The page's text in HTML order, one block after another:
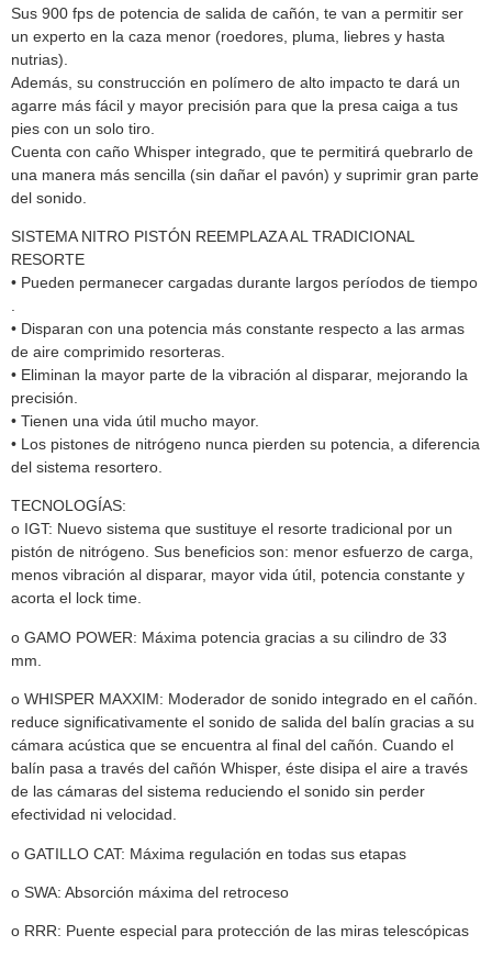
Sus 900 fps de potencia de salida de cañón, te van a permitir ser
un experto en la caza menor (roedores, pluma, liebres y hasta
nutrias).
Además, su construcción en polímero de alto impacto te dará un
agarre más fácil y mayor precisión para que la presa caiga a tus
pies con un solo tiro.
Cuenta con caño Whisper integrado, que te permitirá quebrarlo de
una manera más sencilla (sin dañar el pavón) y suprimir gran parte
del sonido.
SISTEMA NITRO PISTÓN REEMPLAZA AL TRADICIONAL
RESORTE
• Pueden permanecer cargadas durante largos períodos de tiempo
• Disparan con una potencia más constante respecto a las armas
de aire comprimido resorteras.
• Eliminan la mayor parte de la vibración al disparar, mejorando la
precisión.
• Tienen una vida útil mucho mayor.
• Los pistones de nitrógeno nunca pierden su potencia, a diferencia
del sistema resortero.
TECNOLOGÍAS:
o IGT: Nuevo sistema que sustituye el resorte tradicional por un
pistón de nitrógeno. Sus beneficios son: menor esfuerzo de carga,
menos vibración al disparar, mayor vida útil, potencia constante y
acorta el lock time.
o GAMO POWER: Máxima potencia gracias a su cilindro de 33
mm.
o WHISPER MAXXIM: Moderador de sonido integrado en el cañón.
reduce significativamente el sonido de salida del balín gracias a su
cámara acústica que se encuentra al final del cañón. Cuando el
balín pasa a través del cañón Whisper, éste disipa el aire a través
de las cámaras del sistema reduciendo el sonido sin perder
efectividad ni velocidad.
o GATILLO CAT: Máxima regulación en todas sus etapas
o SWA: Absorción máxima del retroceso
o RRR: Puente especial para protección de las miras telescópicas